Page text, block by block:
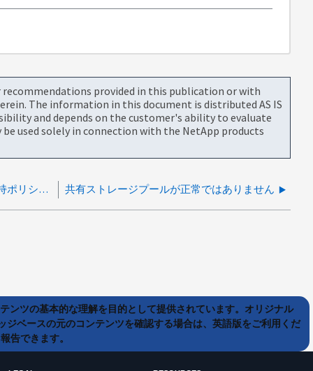
provided in this publication or with
The information in this document is distributed AS IS
and depends on the customer's ability to evaluate
used solely in connection with the NetApp products
スナップショットの有効期限を設定すると保持ポリシーが破損する 共有ストレージプールが正常ではありません
ンツの基本的な理解を目的として提供されています。オリジナル
ベースの元のコンテンツを確認する場合は、英語版をご利用くだ
告できます。